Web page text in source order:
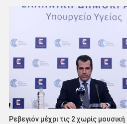
Ρεβεγιόν μέχρι τις 2 χωρίς